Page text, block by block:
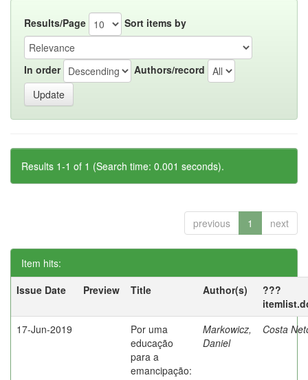
Results/Page Sort items by
In order Authors/record
Results 1-1 of 1 (Search time: 0.001 seconds).
previous 1 next
Item hits:
Issue Date
Preview Title Author(s)
???
17-Jun-2019
Por uma
educação
para a
emancipação:
Markowicz,
Daniel
Costa